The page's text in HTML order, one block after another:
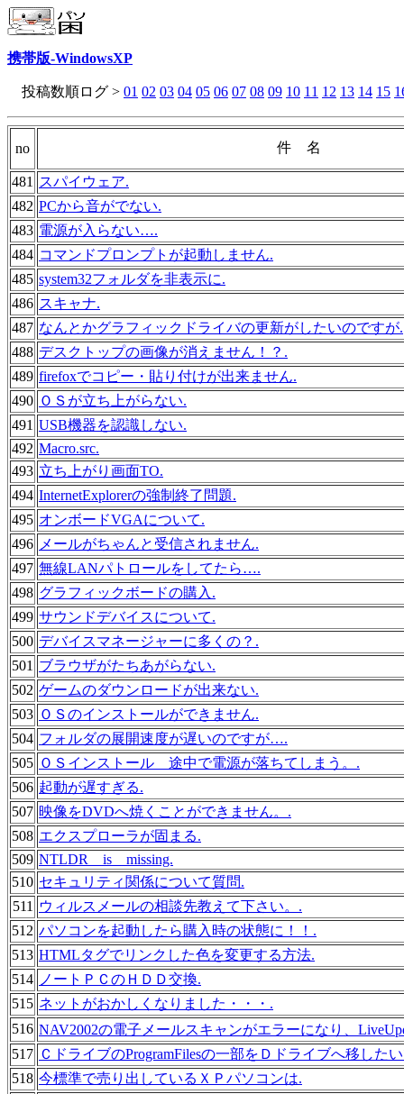
携帯版-WindowsXP
投稿数順ログ > 01 02 03 04 05 06 07 08 09 10 11 12 13 14 15
no 件 名
481
スパイウェア.
482 PCから音がでない.
483 電源が入らない….
484 コマンドプロンプトが起動しません.
485 system32フォルダを非表示に.
486 スキャナ.
487 なんとかグラフィックドライバの更新がしたいのですが.
488 デスクトップの画像が消えません！？.
489 firefoxでコピー・貼り付けが出来ません.
490 ＯＳが立ち上がらない.
491 USB機器を認識しない.
492 Macro.src.
493 立ち上がり画面TO.
494 InternetExplorerの強制終了問題.
495 オンボードVGAについて.
496 メールがちゃんと受信されません.
497 無線LANパトロールをしてたら….
498 グラフィックボードの購入.
499 サウンドデバイスについて.
500 デバイスマネージャーに多くの？.
501 ブラウザがたちあがらない.
502 ゲームのダウンロードが出来ない.
503 ＯＳのインストールができません.
504 フォルダの展開速度が遅いのですが….
505 ＯＳインストール 途中で電源が落ちてしまう。.
506 起動が遅すぎる.
507 映像をDVDへ焼くことができません。.
508 エクスプローラが固まる.
509 NTLDR is missing.
510 セキュリティ関係について質問.
511
ウィルスメールの相談先教えて下さい。.
512 パソコンを起動したら購入時の状態に！！.
513 HTMLタグでリンクした色を変更する方法.
514 ノートＰＣのＨＤＤ交換.
515 ネットがおかしくなりました・・・.
516 NAV2002の電子メールスキャンがエラーになり、
517 ＣドライブのProgramFilesの一部をＤドライブへ移した
518 今標準で売り出しているＸＰパソコンは.